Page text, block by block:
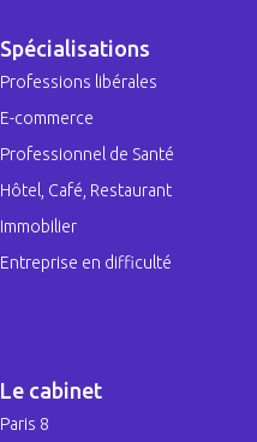
Spécialisations
Professions libérales
E-commerce
Professionnel de Santé
Hôtel, Café, Restaurant
Immobilier
Entreprise en difficulté
Le cabinet
Paris 8